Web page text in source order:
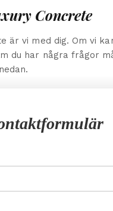
Concrete
är vi med dig. Om vi
du har några frågor